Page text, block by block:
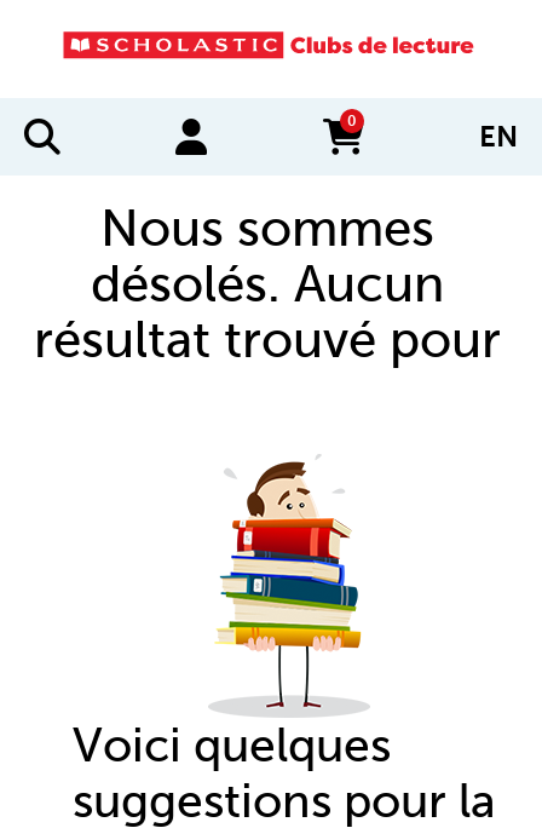
0
items in cart EN
Nous sommes
désolés. Aucun
résultat trouvé pour
Voici quelques
suggestions pour la